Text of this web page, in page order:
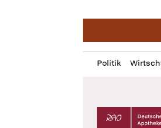
Politik
Profil
öffnen
Daz
Pur
Deutscher